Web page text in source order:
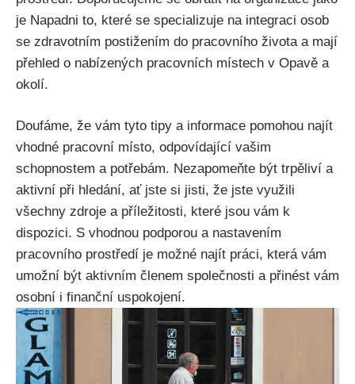
je Napadni to, které se specializuje na integraci osob
se zdravotním postižením do pracovního života a mají
přehled o nabízených pracovních místech v Opavě a
okolí.
Doufáme, že vám tyto tipy a informace pomohou najít
vhodné pracovní místo, odpovídající vašim
schopnostem a potřebám. Nezapomeňte být trpěliví a
aktivní při hledání, ať jste si jisti, že jste využili
všechny zdroje a příležitosti, které jsou vám k
dispozici. S vhodnou podporou a nastavením
pracovního prostředí je možné najít práci, která vám
umožní být aktivním členem společnosti a přinést vám
osobní i finanční uspokojení.